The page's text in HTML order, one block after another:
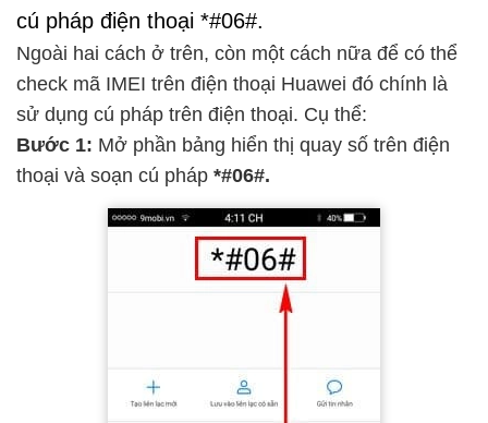
cú pháp điện thoại *#06#.
Ngoài hai cách ở trên, còn một cách nữa để có thể
check mã IMEI trên điện thoại Huawei đó chính là
sử dụng cú pháp trên điện thoại. Cụ thể:
Bước 1: Mở phần bảng hiển thị quay số trên điện
thoại và soạn cú pháp *#06#.